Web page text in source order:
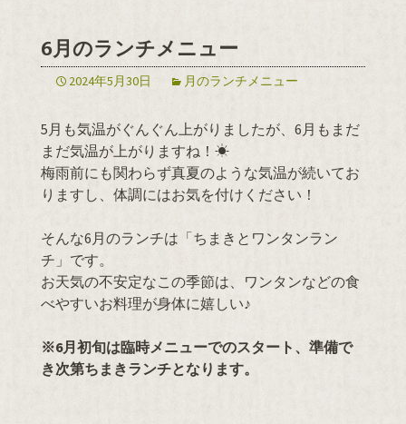
6月のランチメニュー
2024年5月30日 月のランチメニュー
5月も気温がぐんぐん上がりましたが、6月もまだ
まだ気温が上がりますね！☀
梅雨前にも関わらず真夏のような気温が続いてお
りますし、体調にはお気を付けください！
そんな6月のランチは「ちまきとワンタンラン
チ」です。
お天気の不安定なこの季節は、ワンタンなどの食
べやすいお料理が身体に嬉しい♪
※6月初旬は臨時メニューでのスタート、準備で
き次第ちまきランチとなります。